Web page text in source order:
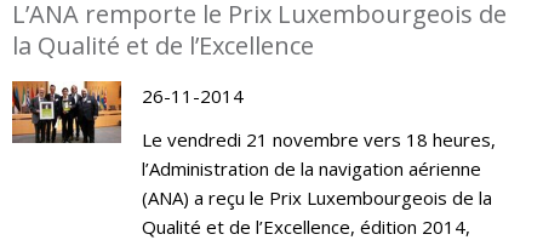
L’ANA remporte le Prix Luxembourgeois de
la Qualité et de l’Excellence
26-11-2014
Le vendredi 21 novembre vers 18 heures,
l’Administration de la navigation aérienne
(ANA) a reçu le Prix Luxembourgeois de la
Qualité et de l’Excellence, édition 2014,